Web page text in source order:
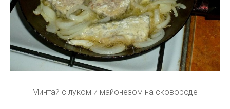
Минтай с луком и майонезом на сковороде